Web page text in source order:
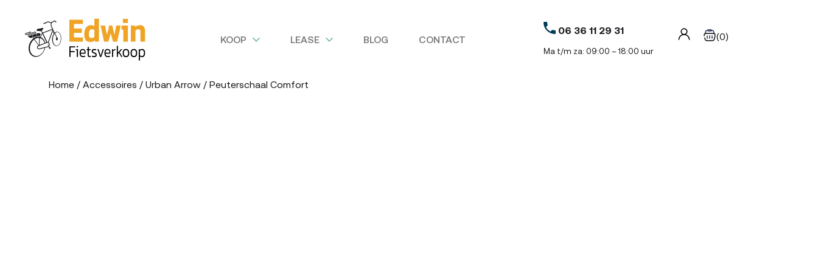
KOOP LEASE BLOG CONTACT
06 36 11 29 31
Ma t/m za: 09:00 – 18:00 uur
(0)
Home / Accessoires / Urban Arrow / Peuterschaal Comfort